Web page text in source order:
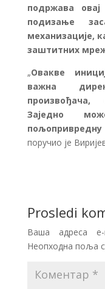
подржава
подизање
механизације,
заштитних
„Овакве
важна
Заједно
поручио је
Prosledi
Ваша адреса
Неопходна поља